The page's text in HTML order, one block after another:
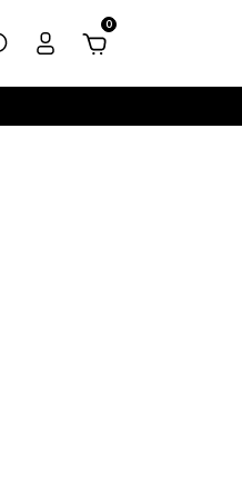
TODAS LAS FUNDAS
0